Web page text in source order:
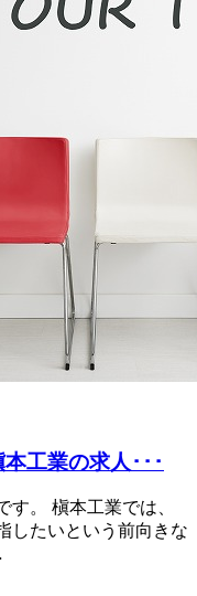
工業の求人･･･
。 槇本工業では、
したいという前向きな